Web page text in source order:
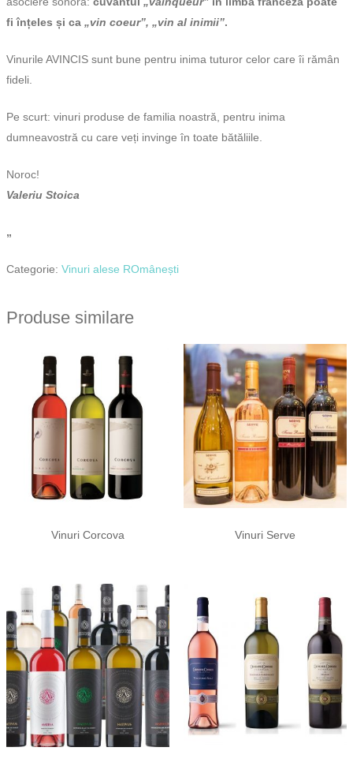
fi înțeles și ca „vin coeur”, „vin al inimii”.
Vinurile AVINCIS sunt bune pentru inima tuturor celor care îi rămân
fideli.
Pe scurt: vinuri produse de familia noastră, pentru inima
dumneavostră cu care veți invinge în toate bătăliile.
Noroc!
Valeriu Stoica
„
Categorie: Vinuri alese ROmânești
Produse similare
Vinuri Corcova Vinuri Serve